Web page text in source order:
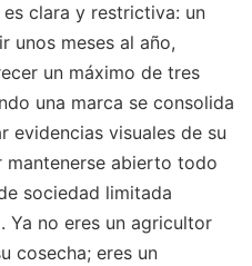
clara y restrictiva: un
unos meses al año,
un máximo de tres
una marca se consolida
evidencias visuales de su
abierto todo
sociedad limitada
Ya no eres un agricultor
cosecha; eres un